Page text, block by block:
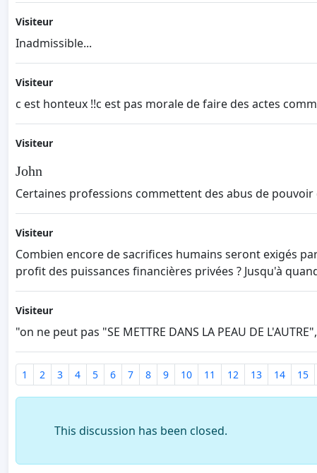
Visiteur
Inadmissible...
Visiteur
c est honteux !!c est pas morale de faire des actes
Visiteur
John
Certaines professions commettent des abus de
Visiteur
Combien encore de sacrifices humains seront exigés
profit des puissances financières privées ? Jusqu'à
Visiteur
"on ne peut pas "SE METTRE DANS LA PEAU DE
1 2 3 4 5 6 7 8 9 10 11 12 13 14 15
This discussion has been closed.